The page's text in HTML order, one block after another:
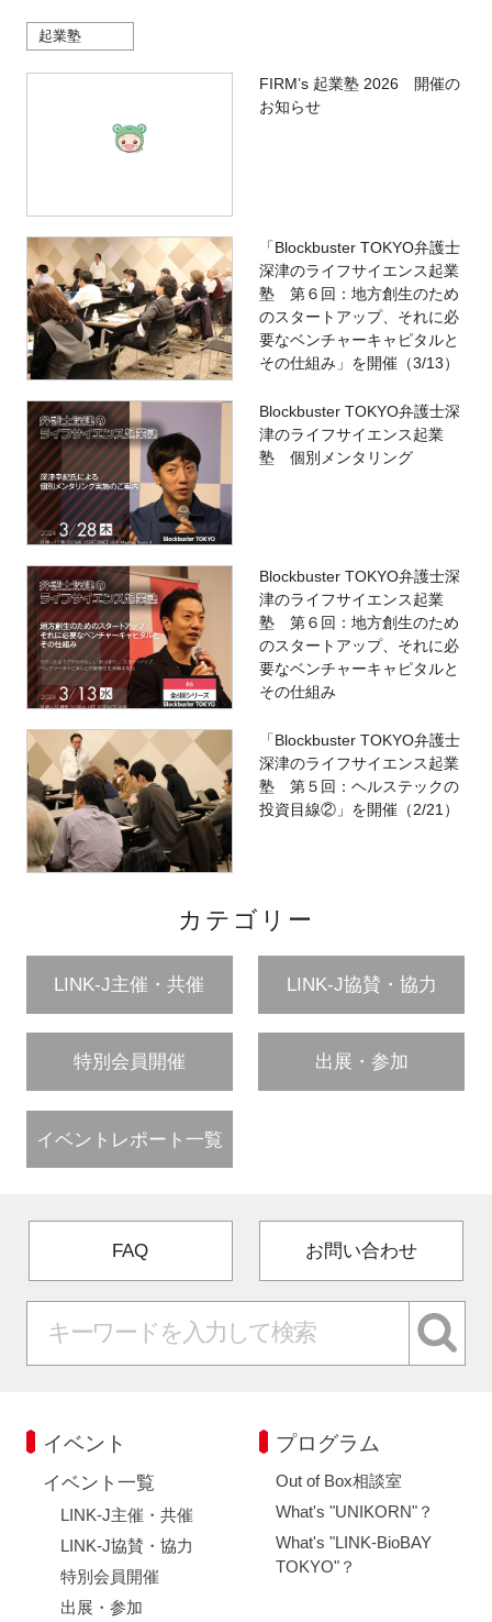
起業塾
FIRM’s 起業塾 2026 開催の
お知らせ
「Blockbuster TOKYO弁護士
深津のライフサイエンス起業
塾 第６回：地方創生のため
のスタートアップ、それに必
要なベンチャーキャピタルと
その仕組み」を開催（3/13）
Blockbuster TOKYO弁護士深
津のライフサイエンス起業
塾 個別メンタリング
Blockbuster TOKYO弁護士深
津のライフサイエンス起業
塾 第６回：地方創生のため
のスタートアップ、それに必
要なベンチャーキャピタルと
その仕組み
「Blockbuster TOKYO弁護士
深津のライフサイエンス起業
塾 第５回：ヘルステックの
投資目線②」を開催（2/21）
カテゴリー
LINK-J主催・共催 LINK-J協賛・協力
特別会員開催 出展・参加
イベントレポート一覧
FAQ お問い合わせ
イベント
イベント一覧
LINK-J主催・共催
LINK-J協賛・協力
特別会員開催
出展・参加
プログラム
Out of Box相談室
What's "UNIKORN"？
What's "LINK-BioBAY
TOKYO"？